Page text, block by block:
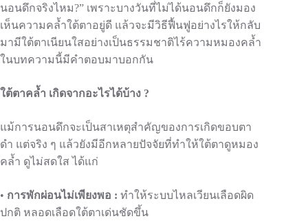
นอนดึกจริงไหม?” เพราะบางวันที่ไม่ได้นอนดึกก็ยังมอง
เห็นความคล้ำใต้ตาอยู่ดี แล้วจะมีวิธีฟื้นฟูอย่างไรให้กลับ
มามีใต้ตาเนียนใสอย่างเป็นธรรมชาติไร้ความหมองคล้ำ
ในบทความนี้มีคำตอบมาบอกกัน
ใต้ตาคล้ำ เกิดจากอะไรได้บ้าง ?
แม้การนอนดึกจะเป็นสาเหตุสำคัญของการเกิดขอบตา
ดำ แต่จริง ๆ แล้วยังมีอีกหลายปัจจัยที่ทำให้ใต้ตาดูหมอง
คล้ำ ดูไม่สดใส ได้แก่
• การพักผ่อนไม่เพียงพอ : ทำให้ระบบไหลเวียนเลือดผิด
ปกติ หลอดเลือดใต้ตาเด่นชัดขึ้น